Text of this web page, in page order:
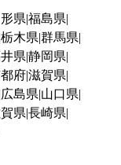
県 福島県
栃木県 群馬県
県 静岡県
府滋賀県
広島県 山口県
県 長崎県